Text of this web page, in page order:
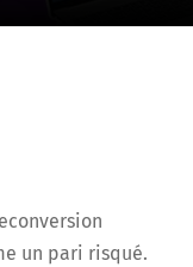
un pari risqué.